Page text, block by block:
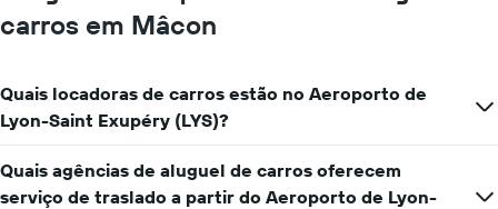
carros em Mâcon
Quais locadoras de carros estão no Aeroporto de
Lyon-Saint Exupéry (LYS)?
Quais agências de aluguel de carros oferecem
serviço de traslado a partir do Aeroporto de Lyon-